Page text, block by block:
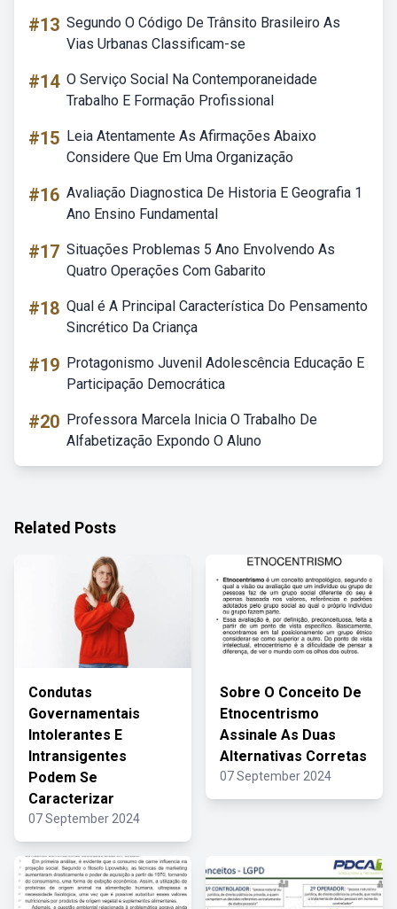
#13 Segundo O Código De Trânsito Brasileiro As
Vias Urbanas Classificam-se
#14 O Serviço Social Na Contemporaneidade
Trabalho E Formação Profissional
#15 Leia Atentamente As Afirmações Abaixo
Considere Que Em Uma Organização
#16 Avaliação Diagnostica De Historia E Geografia 1
Ano Ensino Fundamental
#17 Situações Problemas 5 Ano Envolvendo As
Quatro Operações Com Gabarito
#18 Qual é A Principal Característica Do Pensamento
Sincrético Da Criança
#19 Protagonismo Juvenil Adolescência Educação E
Participação Democrática
#20 Professora Marcela Inicia O Trabalho De
Alfabetização Expondo O Aluno
Related Posts
Condutas
Governamentais
Intolerantes E
Intransigentes
Podem Se
Caracterizar
07 September 2024
Sobre O Conceito De
Etnocentrismo
Assinale As Duas
Alternativas Corretas
07 September 2024